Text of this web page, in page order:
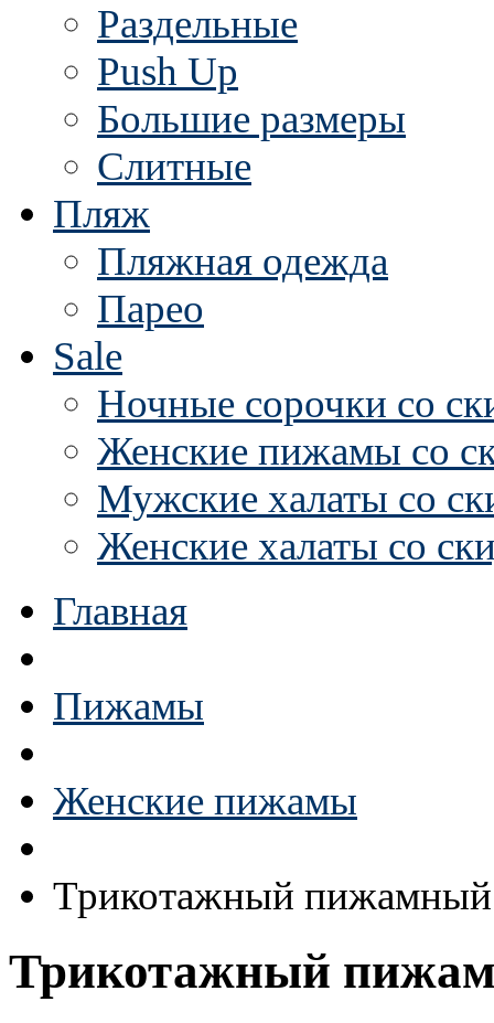
Раздельные
Push Up
Большие размеры
Слитные
Пляж
Пляжная одежда
Парео
Sale
Ночные сорочки со
Женские пижамы со
Мужские халаты со
Женские халаты со
Главная
Пижамы
Женские пижамы
Трикотажный пижамный
Трикотажный